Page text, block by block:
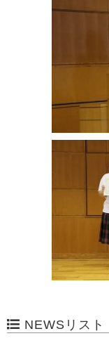
NEWSリスト